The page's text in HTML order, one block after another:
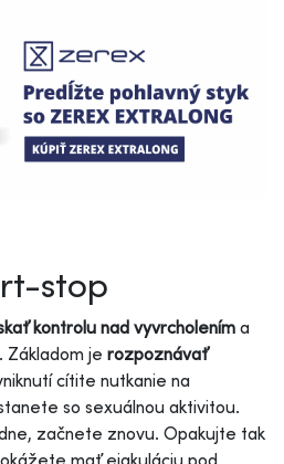
stop
kontrolu nad vyvrcholením a
Základom je rozpoznávať
cítite nutkanie na
so sexuálnou aktivitou.
začnete znovu. Opakujte tak
mať ejakuláciu pod